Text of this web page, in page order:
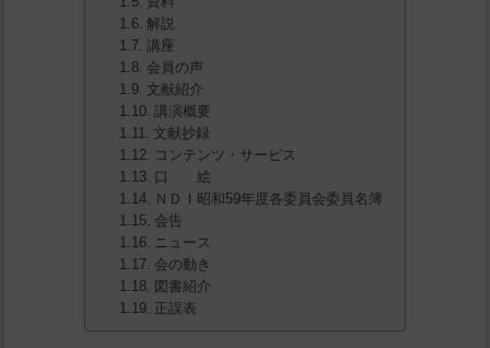
解説
講座
会員の声
文献紹介
講演概要
文献抄録
コンテンツ・サービス
口 絵
ＮＤＩ昭和59年度各委員会委員名簿
会告
ニュース
会の動き
図書紹介
正誤表